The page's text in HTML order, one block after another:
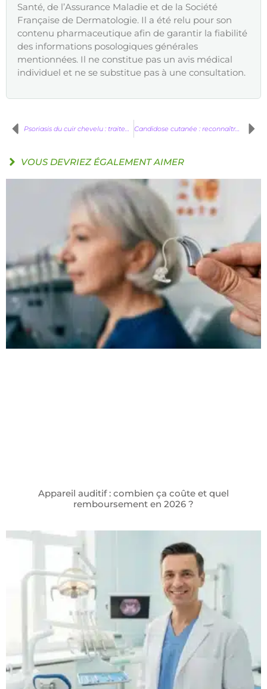
Santé, de l’Assurance Maladie et de la Société
Française de Dermatologie. Il a été relu pour son
contenu pharmaceutique afin de garantir la fiabilité
des informations posologiques générales
mentionnées. Il ne constitue pas un avis médical
individuel et ne se substitue pas à une consultation.
Candidose cutanée : reconnaître les symptômes et la différencier des autres mycoses
VOUS DEVRIEZ ÉGALEMENT AIMER
Appareil auditif : combien ça coûte et quel
remboursement en 2026 ?